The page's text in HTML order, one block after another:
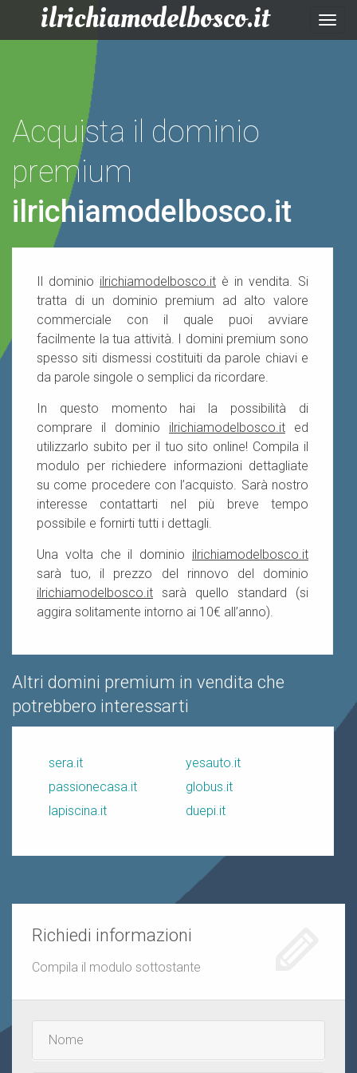
ilrichiamodelbosco.it
Acquista il dominio
premium
ilrichiamodelbosco.it
Il dominio ilrichiamodelbosco.it è in vendita. Si
tratta di un dominio premium ad alto valore
commerciale con il quale puoi avviare
facilmente la tua attività. I domini premium sono
spesso siti dismessi costituiti da parole chiavi e
da parole singole o semplici da ricordare.
In questo momento hai la possibilità di
comprare il dominio ilrichiamodelbosco.it ed
utilizzarlo subito per il tuo sito online! Compila il
modulo per richiedere informazioni dettagliate
su come procedere con l’acquisto. Sarà nostro
interesse contattarti nel più breve tempo
possibile e fornirti tutti i dettagli.
Una volta che il dominio ilrichiamodelbosco.it
sarà tuo, il prezzo del rinnovo del dominio
ilrichiamodelbosco.it sarà quello standard (si
aggira solitamente intorno ai 10€ all’anno).
Altri domini premium in vendita che
potrebbero interessarti
sera.it
passionecasa.it
lapiscina.it
yesauto.it
globus.it
duepi.it
Richiedi informazioni
Compila il modulo sottostante
Nome
e